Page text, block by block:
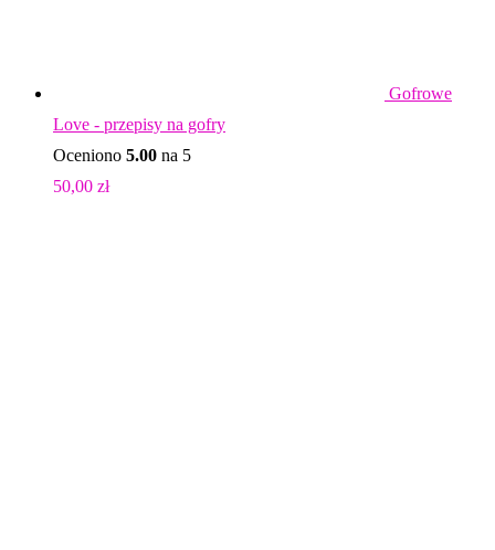
Gofrowe
Love - przepisy na gofry
Oceniono 5.00 na 5
50,00 zł